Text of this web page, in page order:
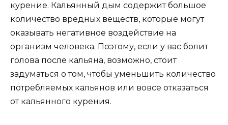
курение. Кальянный дым содержит большое
количество вредных веществ, которые могут
оказывать негативное воздействие на
организм человека. Поэтому, если у вас болит
голова после кальяна, возможно, стоит
задуматься о том, чтобы уменьшить количество
потребляемых кальянов или вовсе отказаться
от кальянного курения.